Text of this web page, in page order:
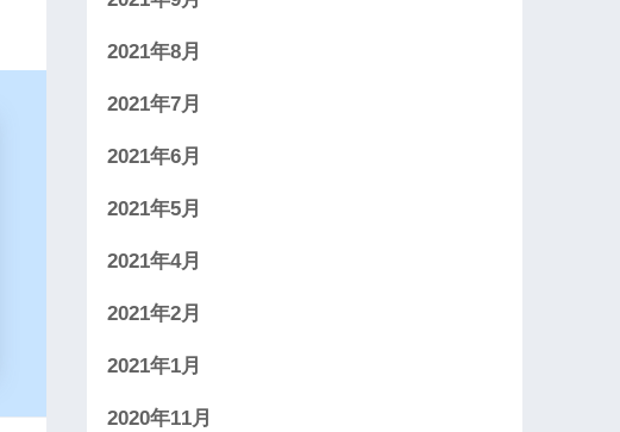
2021年8月
2021年7月
2021年6月
2021年5月
2021年4月
2021年2月
2021年1月
2020年11月